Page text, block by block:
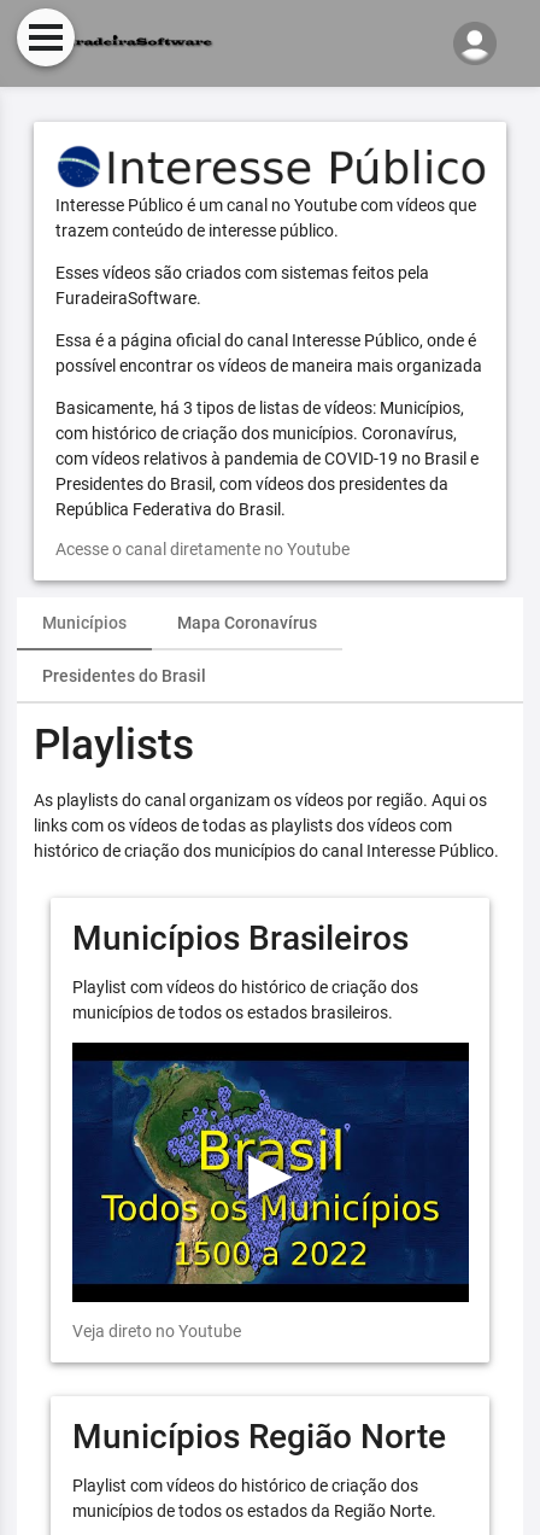
Interesse Público é um canal no Youtube com vídeos que
trazem conteúdo de interesse público.
Esses vídeos são criados com sistemas feitos pela
FuradeiraSoftware.
Essa é a página oficial do canal Interesse Público, onde é
possível encontrar os vídeos de maneira mais organizada
Basicamente, há 3 tipos de listas de vídeos: Municípios,
com histórico de criação dos municípios. Coronavírus,
com vídeos relativos à pandemia de COVID-19 no Brasil e
Presidentes do Brasil, com vídeos dos presidentes da
República Federativa do Brasil.
Acesse o canal diretamente no Youtube
Municípios Mapa Coronavírus
Presidentes do Brasil
Playlists
As playlists do canal organizam os vídeos por região. Aqui os
links com os vídeos de todas as playlists dos vídeos com
histórico de criação dos municípios do canal Interesse Público.
Municípios Brasileiros
Playlist com vídeos do histórico de criação dos
municípios de todos os estados brasileiros.
Veja direto no Youtube
Municípios Região Norte
Playlist com vídeos do histórico de criação dos
municípios de todos os estados da Região Norte.